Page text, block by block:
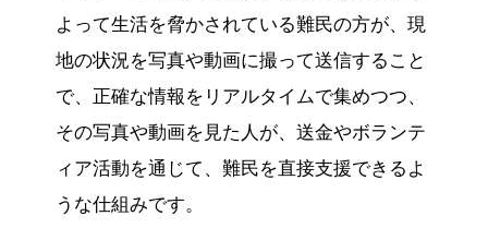
よって生活を脅かされている難民の方が、現
地の状況を写真や動画に撮って送信すること
で、正確な情報をリアルタイムで集めつつ、
その写真や動画を見た人が、送金やボランテ
ィア活動を通じて、難民を直接支援できるよ
うな仕組みです。